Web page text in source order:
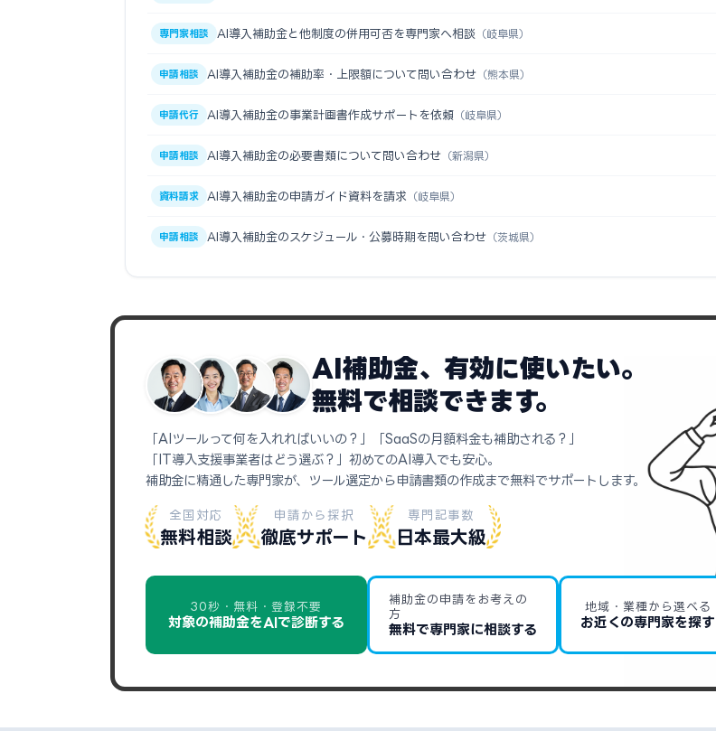
専門家相談 AI導入補助金と他制度の併用可否を専門家へ相談 （岐阜県）
申請相談 AI導入補助金の補助率・上限額について問い合わせ （熊本県）
申請代行 AI導入補助金の事業計画書作成サポートを依頼 （岐阜県）
申請相談 AI導入補助金の必要書類について問い合わせ （新潟県）
資料請求 AI導入補助金の申請ガイド資料を請求 （岐阜県）
申請相談 AI導入補助金のスケジュール・公募時期を問い合わせ （茨城県）
AI補助金、有効に使いたい。
無料で相談できます。
「AIツールって何を入れればいいの？」「SaaSの月額料金も補助される？」
「IT導入支援事業者はどう選ぶ？」初めてのAI導入でも安心。
補助金に精通した専門家が、ツール選定から申請書類の作成まで無料でサポートします。
全国対応
無料相談
申請から採択
徹底サポート
専門記事数
日本最大級
30秒・無料・登録不要
対象の補助金をAIで診断する
補助金の申請をお考えの
方
無料で専門家に相談する
地域・業種から選べる
お近くの専門家を探す